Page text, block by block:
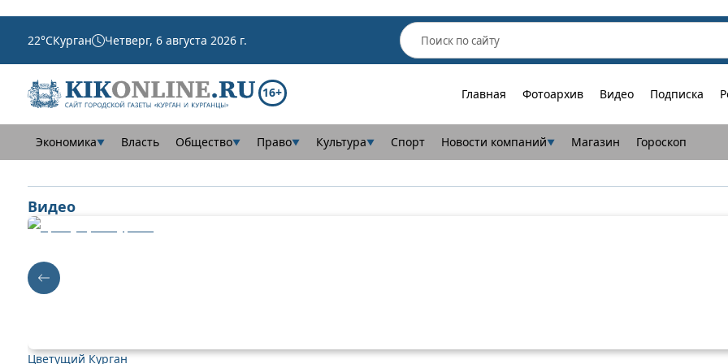
22°CКурган Четверг, 6 августа 2026 г.
16+ Главная Фотоархив Видео Подписка
Экономика▼ Власть Общество▼ Право▼ Культура▼ Спорт Новости компаний▼ Магазин Гороскоп
Видео
Цветущий Курган